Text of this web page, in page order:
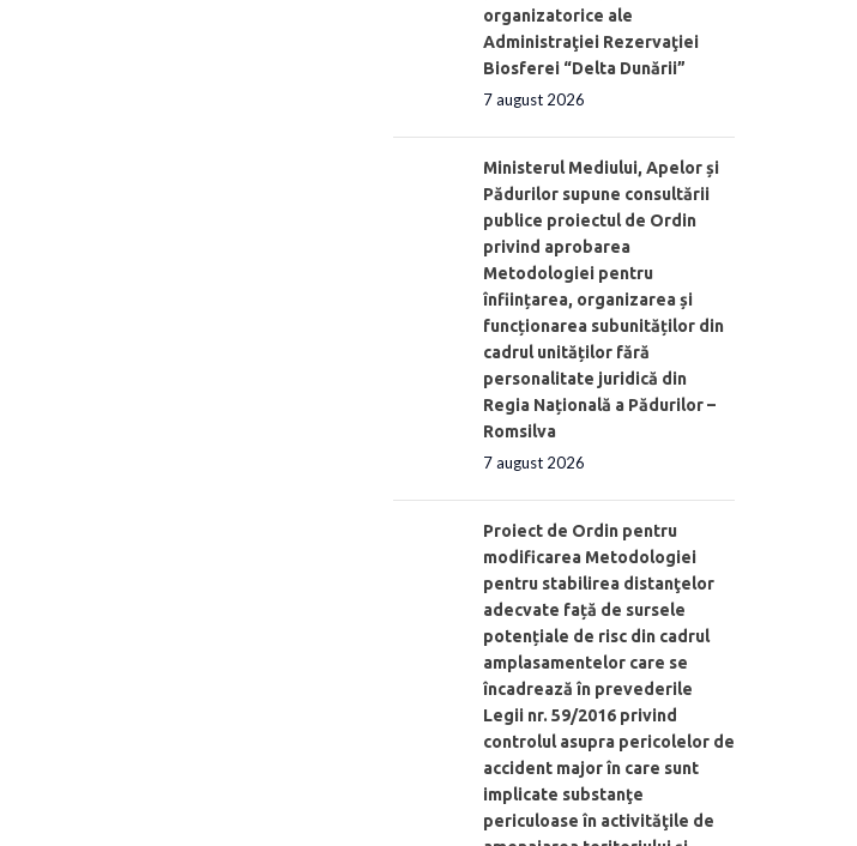
organizatorice ale
Administraţiei Rezervaţiei
Biosferei “Delta Dunării”
7 august 2026
Ministerul Mediului, Apelor și
Pădurilor supune consultării
publice proiectul de Ordin
privind aprobarea
Metodologiei pentru
înființarea, organizarea și
funcționarea subunităților din
cadrul unităților fără
personalitate juridică din
Regia Națională a Pădurilor –
Romsilva
7 august 2026
Proiect de Ordin pentru
modificarea Metodologiei
pentru stabilirea distanţelor
adecvate față de sursele
potențiale de risc din cadrul
amplasamentelor care se
încadrează în prevederile
Legii nr. 59/2016 privind
controlul asupra pericolelor de
accident major în care sunt
implicate substanţe
periculoase în activităţile de